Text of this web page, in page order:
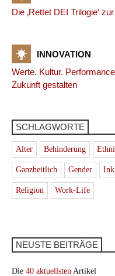
Die ‚Rettet DEI Trilogie‘
INNOVATION
Werte. Kultur.
Zukunft gestalten
SCHLAGWORTE
Alter Behinderung
Ganzheitlich Gender
Religion Work-Life
NEUSTE BEITRÄGE
Die 40 aktuellsten Artikel